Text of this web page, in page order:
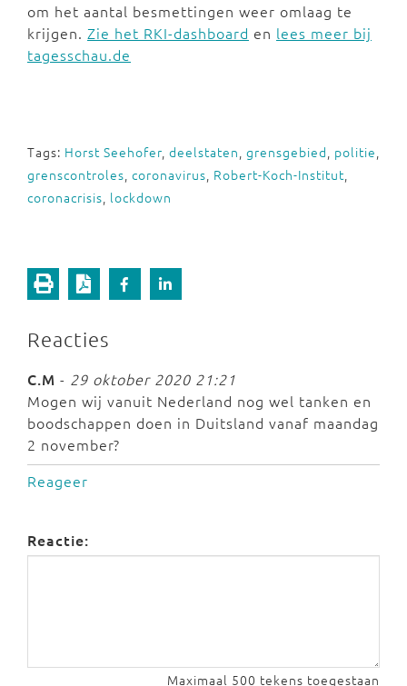
om het aantal besmettingen weer omlaag te
krijgen. Zie het RKI-dashboard en lees meer bij
tagesschau.de
Tags: Horst Seehofer, deelstaten, grensgebied, politie,
grenscontroles, coronavirus, Robert-Koch-Institut,
coronacrisis, lockdown
Reacties
C.M - 29 oktober 2020 21:21
Mogen wij vanuit Nederland nog wel tanken en
boodschappen doen in Duitsland vanaf maandag
2 november?
Reageer
Reactie:
Maximaal 500 tekens toegestaan